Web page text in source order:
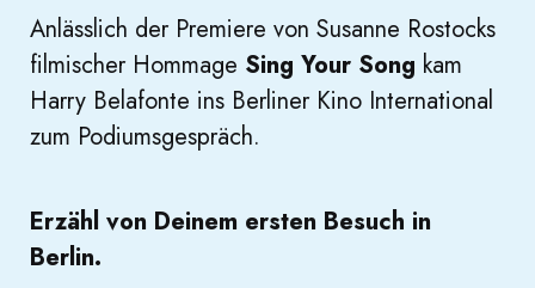
Anlässlich der Premiere von Susanne Rostocks
filmischer Hommage Sing Your Song kam
Harry Belafonte ins Berliner Kino International
zum Podiumsgespräch.
Erzähl von Deinem ersten Besuch in
Berlin.